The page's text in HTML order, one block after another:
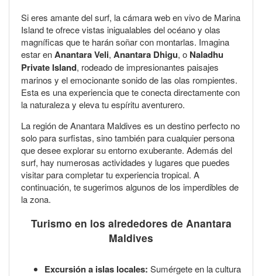
Si eres amante del surf, la cámara web en vivo de Marina
Island te ofrece vistas inigualables del océano y olas
magníficas que te harán soñar con montarlas. Imagina
estar enAnantara Veli, Anantara Dhigu, o Naladhu
Private Island, rodeado de impresionantes paisajes
marinos y el emocionante sonido de las olas rompientes.
Esta es una experiencia que te conecta directamente con
la naturaleza y eleva tu espíritu aventurero.
La región de Anantara Maldives es un destino perfecto no
solo para surfistas, sino también para cualquier persona
que desee explorar su entorno exuberante. Además del
surf, hay numerosas actividades y lugares que puedes
visitar para completar tu experiencia tropical. A
continuación, te sugerimos algunos de los imperdibles de
la zona.
Turismo en los alrededores de Anantara
Maldives
Excursión a islas locales: Sumérgete en la cultura